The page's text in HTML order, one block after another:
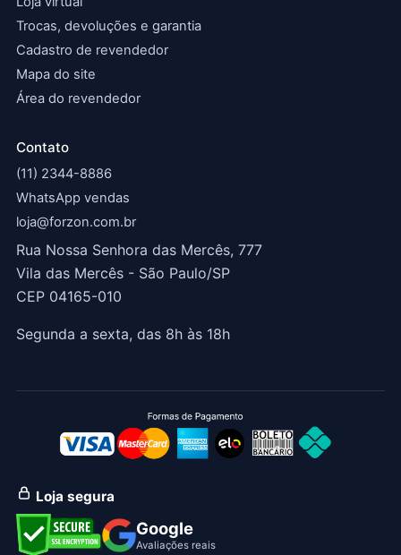
Trocas, devoluções e garantia
Cadastro de revendedor
Mapa do site
Área do revendedor
Contato
(11) 2344-8886
WhatsApp vendas
loja@forzon.com.br
Rua Nossa Senhora das Mercês, 777
Vila das Mercês - São Paulo/SP
CEP 04165-010
Segunda a sexta, das 8h às 18h
Loja segura
Google
Avaliações reais